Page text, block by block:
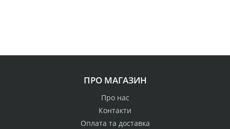
ПРО МАГАЗИН
Про нас
Контакти
Оплата та доставка